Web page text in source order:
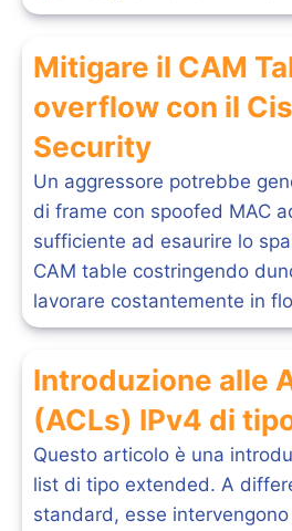
Mitigare il CAM
overflow con il
Security
Un aggressore potrebbe
di frame con spoofed MAC
sufficiente ad esaurire lo
CAM table costringendo
lavorare costantemente in
Introduzione alle
(ACLs) IPv4 di
Questo articolo è una
list di tipo extended. A
standard, esse